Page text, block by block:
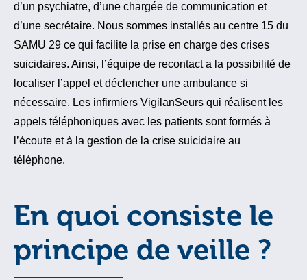
d’un psychiatre, d’une chargée de communication et
d’une secrétaire. Nous sommes installés au centre 15 du
SAMU 29 ce qui facilite la prise en charge des crises
suicidaires. Ainsi, l’équipe de recontact a la possibilité de
localiser l’appel et déclencher une ambulance si
nécessaire. Les infirmiers VigilanSeurs qui réalisent les
appels téléphoniques avec les patients sont formés à
l’écoute et à la gestion de la crise suicidaire au
téléphone.
En quoi consiste le
principe de veille ?